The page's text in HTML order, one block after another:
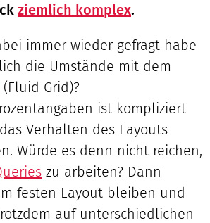
ziemlich komplex.
immer wieder gefragt habe
die Umstände mit dem
(Fluid Grid)?
ist kompliziert
Verhalten des Layouts
Würde es denn nicht reichen,
zu arbeiten? Dann
festen Layout bleiben und
auf unterschiedlichen